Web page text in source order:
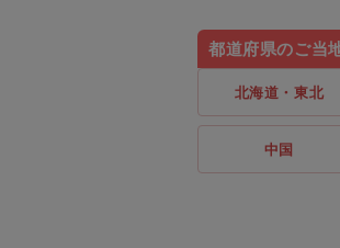
都道府県のご当
北海道・東北
中国